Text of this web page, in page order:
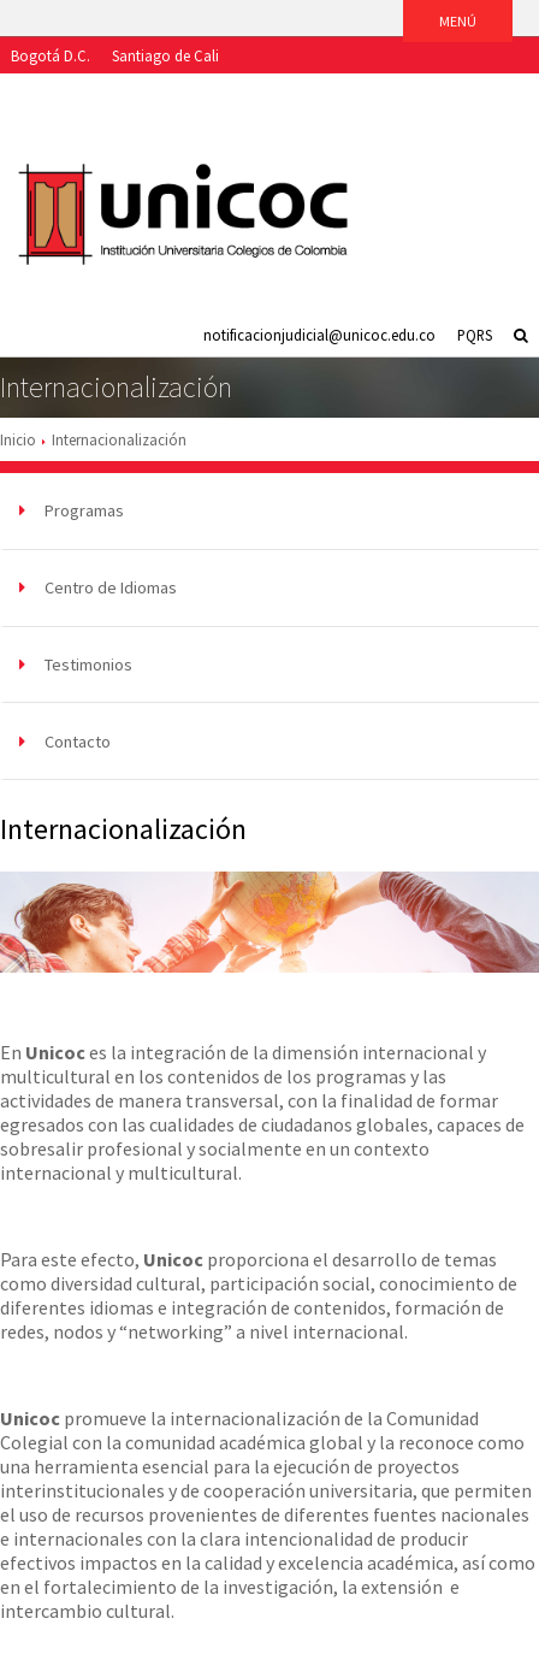
Bogotá D.C.
Santiago de Cali
PQRS
notificacionjudicial@unicoc.edu.co
Internacionalización
Inicio Internacionalización
Programas
Centro de Idiomas
Testimonios
Contacto
Internacionalización
En Unicoces la integración de la dimensión internacional y
multicultural en los contenidos de los programas y las
actividades de manera transversal, con la finalidad de formar
egresados con las cualidades de ciudadanos globales, capaces de
sobresalir profesional y socialmente en un contexto
internacional y multicultural.
Para este efecto, Unicoc proporciona el desarrollo de temas
como diversidad cultural, participación social, conocimiento de
diferentes idiomas e integración de contenidos, formación de
redes, nodos y “networking” a nivel internacional.
Unicoc promueve la internacionalización de la Comunidad
Colegial con la comunidad académica global y la reconoce como
una herramienta esencial para la ejecución de proyectos
interinstitucionales y de cooperación universitaria, que permiten
el uso de recursos provenientes de diferentes fuentes nacionales
e internacionales con la clara intencionalidad de producir
efectivos impactos en la calidad y excelencia académica, así como
en el fortalecimiento de la investigación, la extensión e
intercambio cultural.